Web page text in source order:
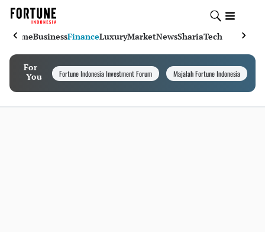
HomeBusinessFinanceLuxuryMarketNewsShariaTech
For
You
Fortune Indonesia Investment Forum Majalah Fortune Indonesia